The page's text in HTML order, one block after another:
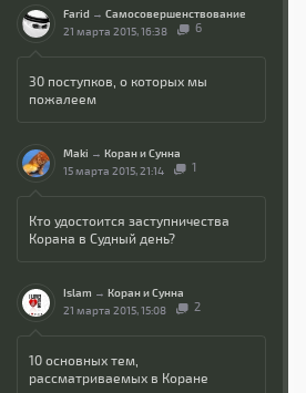
Farid → Самосовершенствование
21 марта 2015, 16:38
6
30 поступков, о которых мы
пожалеем
Maki → Коран и Сунна
15 марта 2015, 21:14
1
Кто удостоится заступничества
Корана в Судный день?
Islam → Коран и Сунна
21 марта 2015, 15:08
2
10 основных тем,
рассматриваемых в Коране